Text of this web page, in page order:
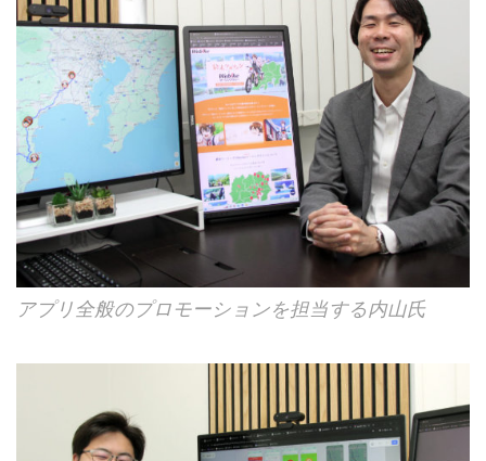
アプリ全般のプロモーションを担当する内山氏